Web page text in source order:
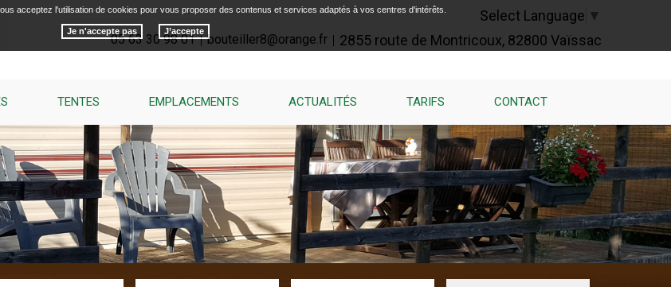
Select Language ▼
05 63 30 98 01 bouteiller8@orange.fr 2855 route de Montricoux, 82800 Vaïssac
TENTES EMPLACEMENTS ACTUALITÉS TARIFS CONTACT
acceptez l'utilisation de cookies pour vous proposer des contenus et services adaptés à vos centres d'intérêts.
Je n'accepte pas